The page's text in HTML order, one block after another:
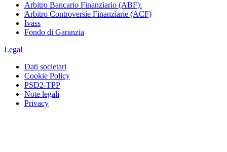
Arbitro Bancario Finanziario (ABF):
Arbitro Controversie Finanziarie (ACF)
Ivass
Fondo di Garanzia
Legal
Dati societari
Cookie Policy
PSD2-TPP
Note legali
Privacy